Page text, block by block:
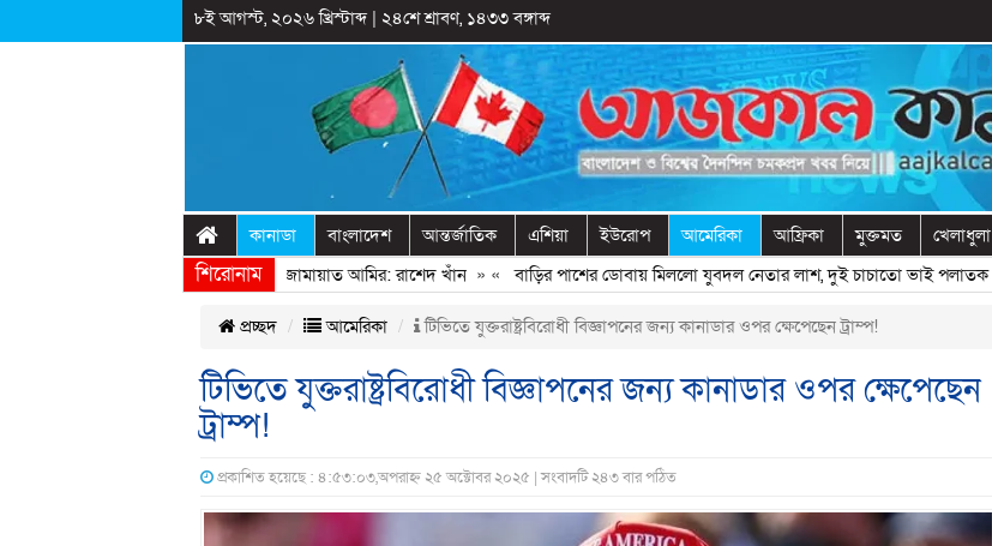
৮ই আগস্ট, ২০২৬ খ্রিস্টাব্দ| ২৪শে শ্রাবণ, ১৪৩৩ বঙ্গাব্দ
কানাডা বাংলাদেশ আন্তর্জাতিক এশিয়া ইউরোপ আমেরিকা আফ্রিকা মুক্তমত খেলাধুলা
শিরোনাম
সঙ্গে প্রথম বেইমানি করেন জামায়াত আমির: রাশেদ খাঁন» « বাড়ির পাশের ডোবায় মিললো যুবদল নেতার লাশ, দুই চাচাতো ভাই পলাতক» «
প্রচ্ছদ আমেরিকা টিভিতে যুক্তরাষ্ট্রবিরোধী বিজ্ঞাপনের জন্য কানাডার ওপর ক্ষেপেছেন ট্রাম্প!
টিভিতে যুক্তরাষ্ট্রবিরোধী বিজ্ঞাপনের জন্য কানাডার ওপর ক্ষেপেছেন
ট্রাম্প!
প্রকাশিত হয়েছে : ৪:৫৩:০৩,অপরাহ্ন ২৫ অক্টোবর ২০২৫ | সংবাদটি ২৪৩ বার পঠিত